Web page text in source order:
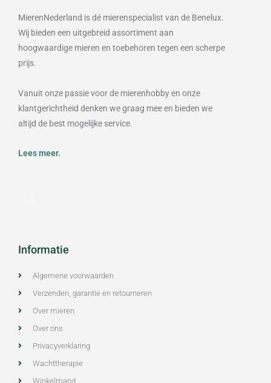
MierenNederland is dé mierenspecialist van de Benelux.
Wij bieden een uitgebreid assortiment aan
hoogwaardige mieren en toebehoren tegen een scherpe
prijs.
Vanuit onze passie voor de mierenhobby en onze
klantgerichtheid denken we graag mee en bieden we
altijd de best mogelijke service.
Lees meer.
Informatie
Algemene voorwaarden
Verzenden, garantie en retourneren
Over mieren
Over ons
Privacyverklaring
Wachttherapie
Winkelmand